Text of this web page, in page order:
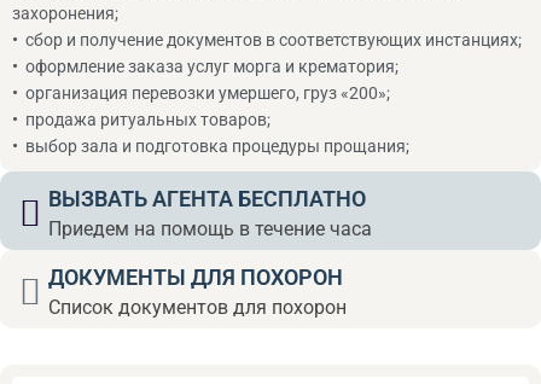
захоронения;
• сбор и получение документов в соответствующих инстанциях;
• оформление заказа услуг морга и крематория;
• организация перевозки умершего, груз «200»;
• продажа ритуальных товаров;
• выбор зала и подготовка процедуры прощания;
ВЫЗВАТЬ АГЕНТА БЕСПЛАТНО
Приедем на помощь в течение часа
ДОКУМЕНТЫ ДЛЯ ПОХОРОН
Список документов для похорон